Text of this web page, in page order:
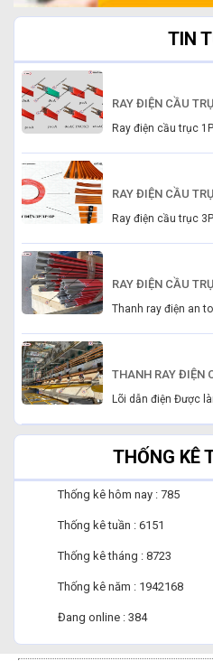
TIN
RAY ĐIỆN CẦU
Ray điện cầu trục
RAY ĐIỆN CẦU
Ray điện cầu trục
RAY ĐIỆN CẦU
Thanh ray điện an
THANH RAY ĐIỆN
Lõi dẫn điện Được
THỐNG KÊ
Thống kê hôm nay : 785
Thống kê tuần : 6151
Thống kê tháng : 8723
Thống kê năm : 1942168
Đang online : 384